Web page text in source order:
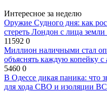
Интересное за неделю
Оружие Судного дня: как
стереть Лондон с лица
11592 0
Миллион наличными стал
объяснять каждую копейку с
5460 0
В Одессе дикая паника: что
для хода СВО и изоляции